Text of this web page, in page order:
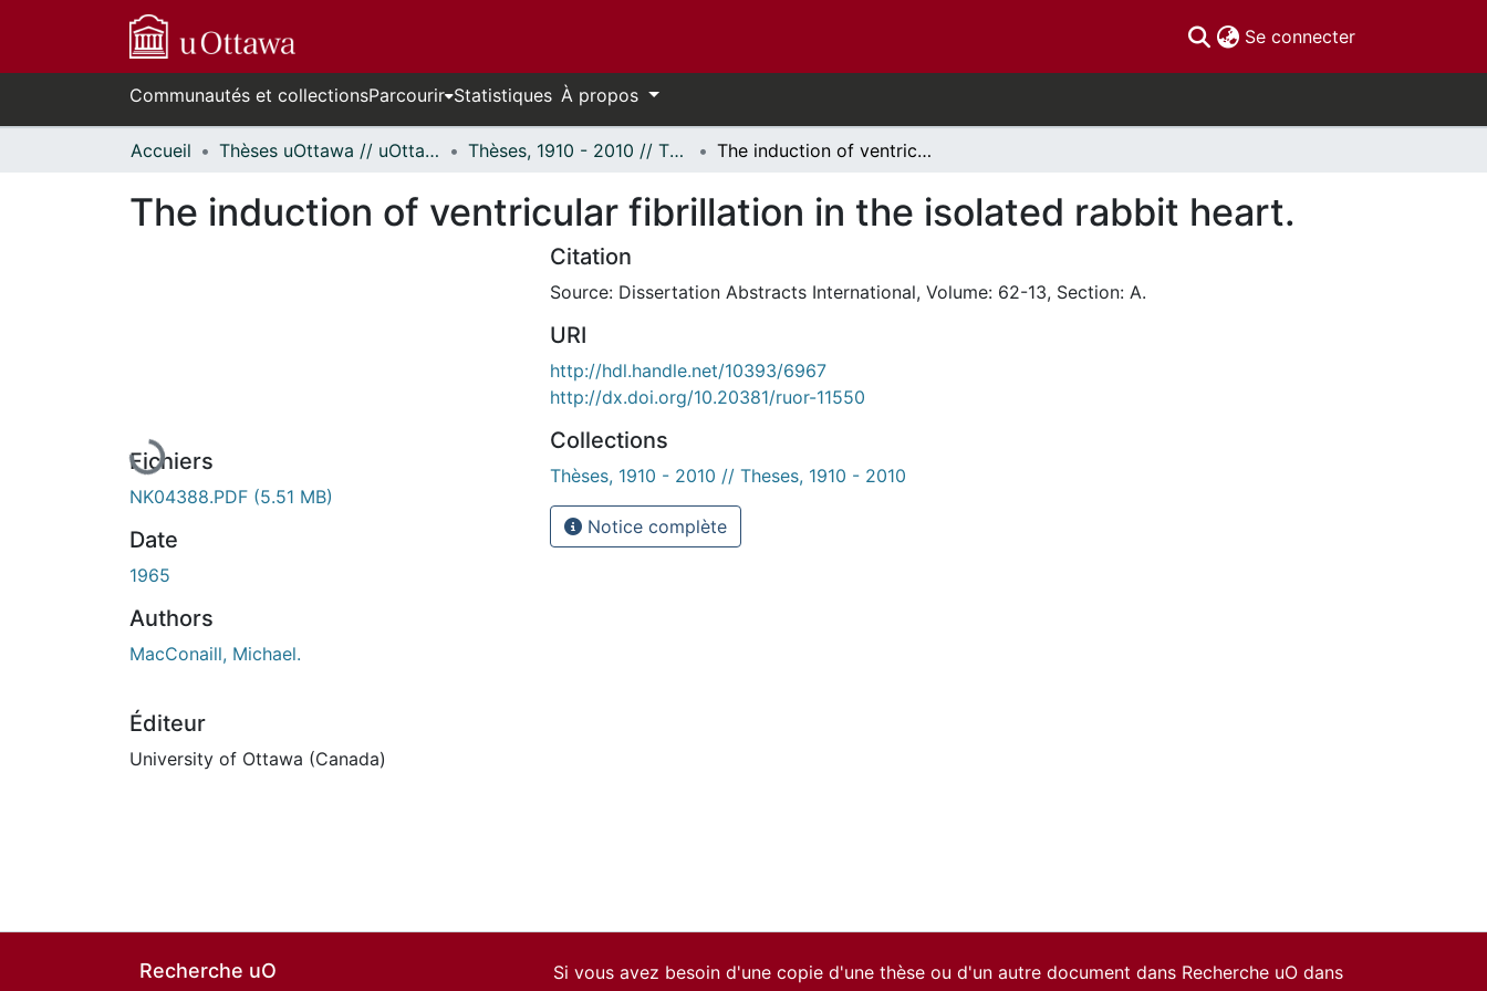
Se connecter(current)
Communautés et collectionsParcourir Statistiques À propos
Accueil Thèses uOttawa // uOttawa Theses Thèses, 1910 - 2010 // Theses, 1910 - 2010 The induction of ventricular fibrillation in the isolated rabbit heart.
The induction of ventricular fibrillation in the isolated rabbit heart.
En cours de chargement...
Fichiers
NK04388.PDF (5.51 MB)
Date
1965
Authors
MacConaill, Michael.
Éditeur
University of Ottawa (Canada)
Citation
Source: Dissertation Abstracts International, Volume: 62-13, Section: A.
URI
http://hdl.handle.net/10393/6967
http://dx.doi.org/10.20381/ruor-11550
Collections
Thèses, 1910 - 2010 // Theses, 1910 - 2010
Notice complète
Recherche uO
Si vous avez besoin d'une copie d'une thèse ou d'un autre document dans Recherche uO dans